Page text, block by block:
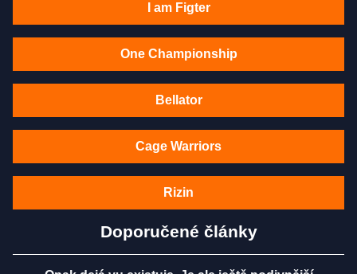
I am Figter
One Championship
Bellator
Cage Warriors
Rizin
Doporučené články